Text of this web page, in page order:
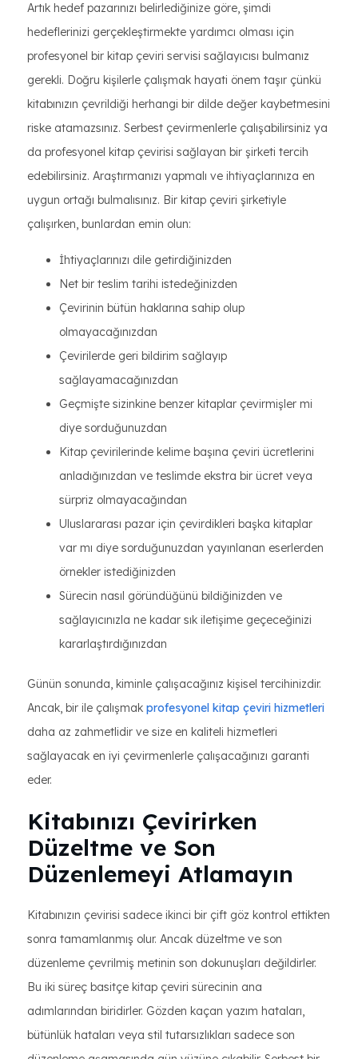
Artık hedef pazarınızı belirlediğinize göre, şimdi
hedeflerinizi gerçekleştirmekte yardımcı olması için
profesyonel bir kitap çeviri servisi sağlayıcısı bulmanız
gerekli. Doğru kişilerle çalışmak hayati önem taşır çünkü
kitabınızın çevrildiği herhangi bir dilde değer kaybetmesini
riske atamazsınız. Serbest çevirmenlerle çalışabilirsiniz ya
da profesyonel kitap çevirisi sağlayan bir şirketi tercih
edebilirsiniz. Araştırmanızı yapmalı ve ihtiyaçlarınıza en
uygun ortağı bulmalısınız. Bir kitap çeviri şirketiyle
çalışırken, bunlardan emin olun:
İhtiyaçlarınızı dile getirdiğinizden
Net bir teslim tarihi istedeğinizden
Çevirinin bütün haklarına sahip olup
olmayacağınızdan
Çevirilerde geri bildirim sağlayıp
sağlayamacağınızdan
Geçmişte sizinkine benzer kitaplar çevirmişler mi
diye sorduğunuzdan
Kitap çevirilerinde kelime başına çeviri ücretlerini
anladığınızdan ve teslimde ekstra bir ücret veya
sürpriz olmayacağından
Uluslararası pazar için çevirdikleri başka kitaplar
var mı diye sorduğunuzdan yayınlanan eserlerden
örnekler istediğinizden
Sürecin nasıl göründüğünü bildiğinizden ve
sağlayıcınızla ne kadar sık iletişime geçeceğinizi
kararlaştırdığınızdan
Günün sonunda, kiminle çalışacağınız kişisel tercihinizdir.
Ancak, bir ile çalışmak profesyonel kitap çeviri hizmetleri
daha az zahmetlidir ve size en kaliteli hizmetleri
sağlayacak en iyi çevirmenlerle çalışacağınızı garanti
eder.
Kitabınızı Çevirirken
Düzeltme ve Son
Düzenlemeyi Atlamayın
Kitabınızın çevirisi sadece ikinci bir çift göz kontrol ettikten
sonra tamamlanmış olur. Ancak düzeltme ve son
düzenleme çevrilmiş metinin son dokunuşları değildirler.
Bu iki süreç basitçe kitap çeviri sürecinin ana
adımlarından biridirler. Gözden kaçan yazım hataları,
bütünlük hataları veya stil tutarsızlıkları sadece son